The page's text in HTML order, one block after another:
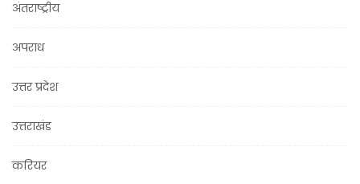
अंतराष्ट्रीय
अपराध
उत्तर प्रदेश
उत्तराखंड
करियर